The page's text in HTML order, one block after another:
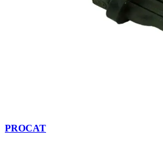
PROCAT